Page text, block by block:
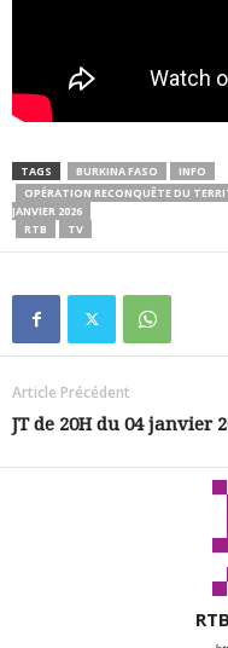
TAGS BURKINA FASO
INFO
OPÉRATION RECONQUÊTE DU
JANVIER 2026
RTB
TV
Article Précédent
JT de 20H du 04 janvier